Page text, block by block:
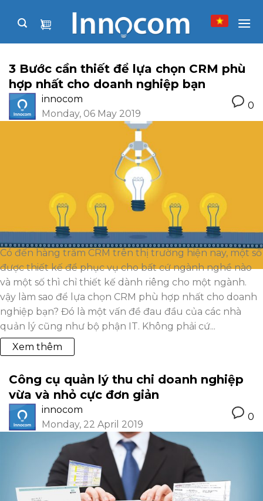
3 Bước cần thiết để lựa chọn CRM phù
hợp nhất cho doanh nghiệp bạn
innocom
Monday, 06 May 2019
0
Có đến hàng trăm CRM trên thị trường hiện nay, một số
được thiết kế để phục vụ cho bất cứ ngành nghề nào
và một số thì chỉ thiết kế dành riêng cho một ngành.
vậy làm sao để lựa chọn CRM phù hợp nhất cho doanh
nghiệp bạn? Đó là một vấn đề đau đầu của các nhà
quản lý cũng như bộ phận IT. Không phải cứ...
Xem thêm
Công cụ quản lý thu chi doanh nghiệp
vừa và nhỏ cực đơn giản
innocom
Monday, 22 April 2019
0